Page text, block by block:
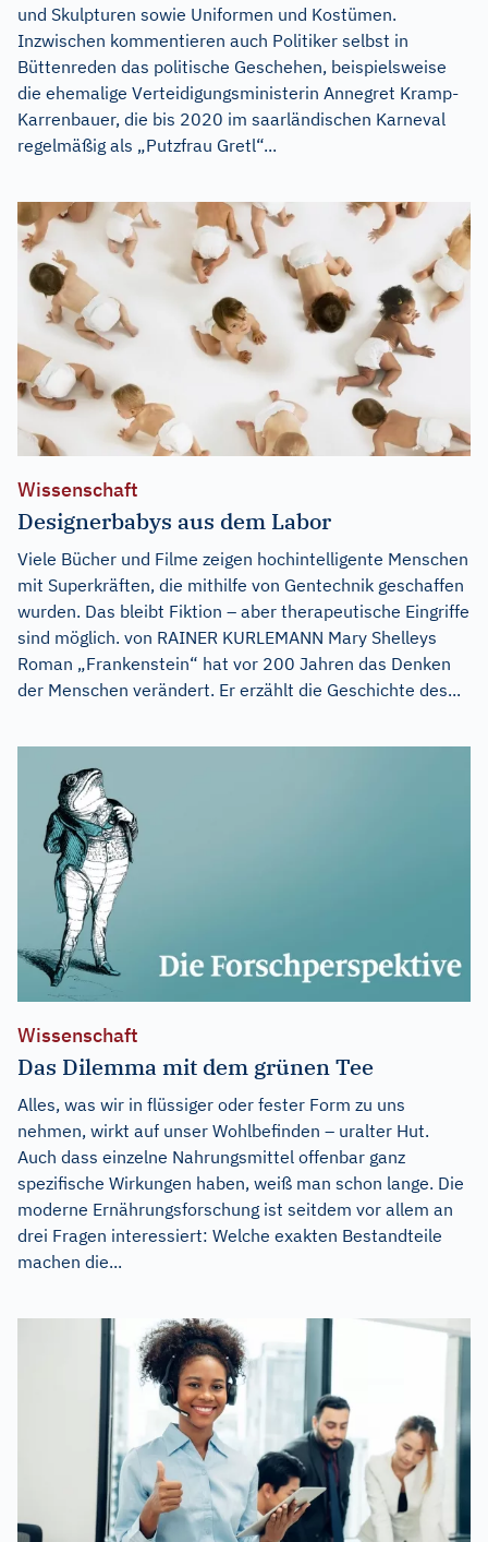
und Skulpturen sowie Uniformen und Kostümen.
Inzwischen kommentieren auch Politiker selbst in
Büttenreden das politische Geschehen, beispielsweise
die ehemalige Verteidigungsministerin Annegret Kramp-
Karrenbauer, die bis 2020 im saarländischen Karneval
regelmäßig als „Putzfrau Gretl“...
Wissenschaft
Designerbabys aus dem Labor
Viele Bücher und Filme zeigen hochintelligente Menschen
mit Superkräften, die mithilfe von Gentechnik geschaffen
wurden. Das bleibt Fiktion – aber therapeutische Eingriffe
sind möglich. von RAINER KURLEMANN Mary Shelleys
Roman „Frankenstein“ hat vor 200 Jahren das Denken
der Menschen verändert. Er erzählt die Geschichte des...
Wissenschaft
Das Dilemma mit dem grünen Tee
Alles, was wir in flüssiger oder fester Form zu uns
nehmen, wirkt auf unser Wohlbefinden – uralter Hut.
Auch dass einzelne Nahrungsmittel offenbar ganz
spezifische Wirkungen haben, weiß man schon lange. Die
moderne Ernährungsforschung ist seitdem vor allem an
drei Fragen interessiert: Welche exakten Bestandteile
machen die...